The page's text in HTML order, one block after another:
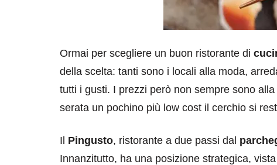
Ormai per scegliere un buon ristorante di
della scelta: tanti sono i locali alla moda,
tutti i gusti. I prezzi però non sempre sono
serata un pochino più low cost il cerchio si
Il Pingusto, ristorante a due passi dal
Innanzitutto, ha una posizione strategica,